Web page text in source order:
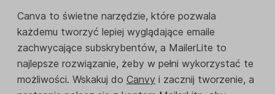
Canva to świetne narzędzie, które pozwala
każdemu tworzyć lepiej wyglądające emaile
zachwycające subskrybentów, a MailerLite to
najlepsze rozwiązanie, żeby w pełni wykorzystać te
możliwości. Wskakuj do Canvy i zacznij tworzenie, a